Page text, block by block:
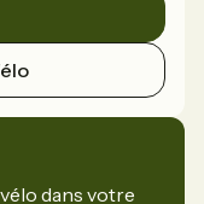
vélo dans votre